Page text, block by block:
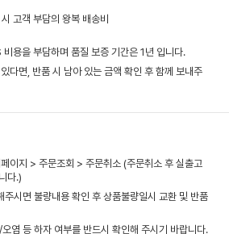
고객 부담의 왕복 배송비
용을 부담하며 품질 보증 기간은 1년 입니다.
다면, 반품 시 남아 있는 금액 확인 후 함께 보내주
이지 > 주문조회 > 주문취소 (주문취소 후 실출고
다.)
주시면 불량내용 확인 후 상품불량일시 교환 및 반품
염 등 하자 여부를 반드시 확인해 주시기 바랍니다.